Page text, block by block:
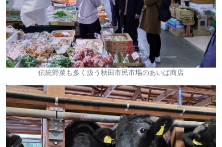
伝統野菜も多く扱う秋田市民市場のあいば商店